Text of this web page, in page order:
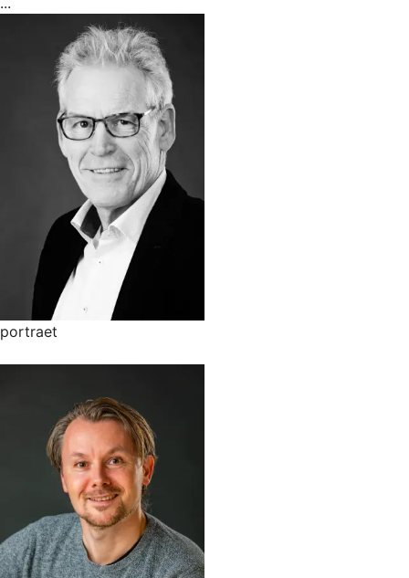
portraet